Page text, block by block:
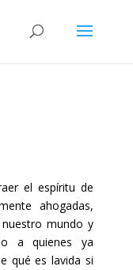
el espíritu de
ahogadas,
mundo y
a quienes ya
qué es lavida si